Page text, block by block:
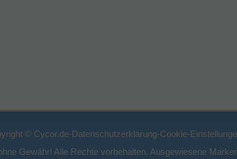
© Cycor.de-Datenschutzerklärung-Cookie-
Gewähr! Alle Rechte vorbehalten. Ausgewiesene